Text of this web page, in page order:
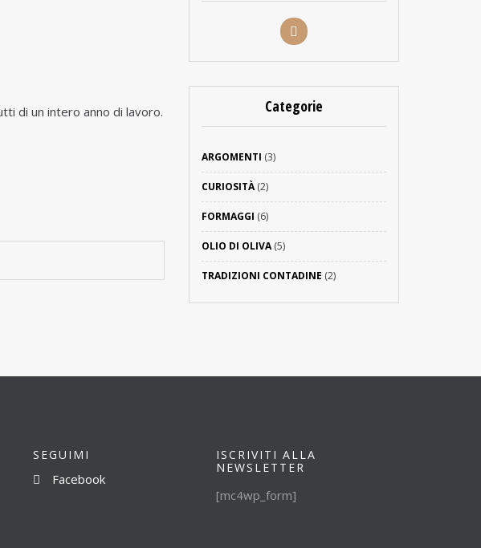
di un intero anno di lavoro.
Categorie
ARGOMENTI (3)
CURIOSITÀ(2)
FORMAGGI (6)
OLIO DI OLIVA(5)
TRADIZIONI CONTADINE (2)
SEGUIMI
Facebook
ISCRIVITI ALLA
NEWSLETTER
[mc4wp_form]